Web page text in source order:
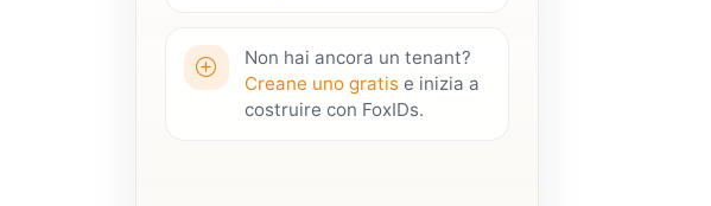
Non hai ancora un tenant?
Creane uno gratis e inizia a
costruire con FoxIDs.